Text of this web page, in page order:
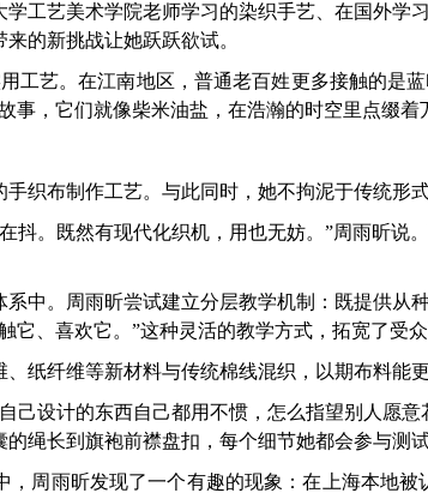
艺美术学院老师学习的染织手艺、在国外学
的新挑战让她跃跃欲试。
艺。在江南地区，普通老百姓更多接触的是蓝
，它们就像柴米油盐，在浩瀚的时空里点缀着
布制作工艺。与此同时，她不拘泥于传统形式
。既然有现代化织机，用也无妨。”周雨昕说
。周雨昕尝试建立分层教学机制：既提供从
它、喜欢它。”这种灵活的教学方式，拓宽了受
纤维等新材料与传统棉线混织，以期布料能更
设计的东西自己都用不惯，怎么指望别人愿意
绳长到旗袍前襟盘扣，每个细节她都会参与测
雨昕发现了一个有趣的现象：在上海本地被